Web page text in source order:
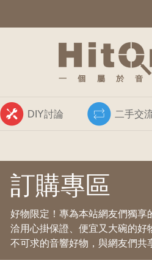
DIY討論 二手交
訂購專區
好物限定！專為本站網友們獨享
洽用心掛保證、便宜又大碗的好
不可求的音響好物，與網友們共